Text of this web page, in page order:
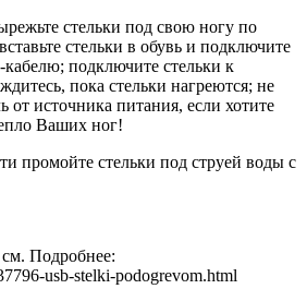
стельки под свою ногу по
стельки в обувь и подключите
подключите стельки к
пока стельки нагреются; не
от источника питания, если хотите
Ваших ног!
промойте стельки под струей воды с
см. Подробнее:
usb-stelki-podogrevom.html